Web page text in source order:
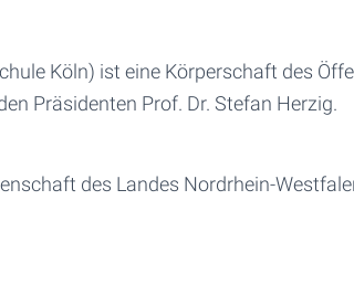
Köln) ist eine Körperschaft des
Präsidenten Prof. Dr. Stefan Herzig.
des Landes Nordrhein-